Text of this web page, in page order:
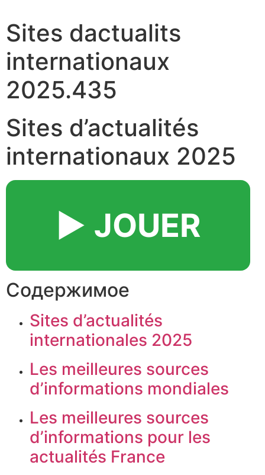
Sites dactualits
internationaux
2025.435
Sites d’actualités
internationaux 2025
▶️ JOUER
Содержимое
Sites d’actualités
internationales 2025
Les meilleures sources
d’informations mondiales
Les meilleures sources
d’informations pour les
actualités France